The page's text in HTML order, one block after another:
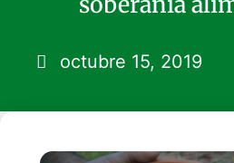
octubre 15, 2019